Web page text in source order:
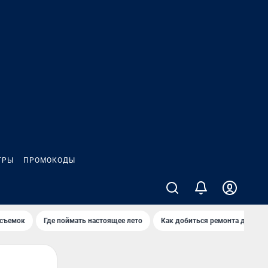
ПРОМОКОДЫ
Где поймать настоящее лето Как добиться ремонта двора